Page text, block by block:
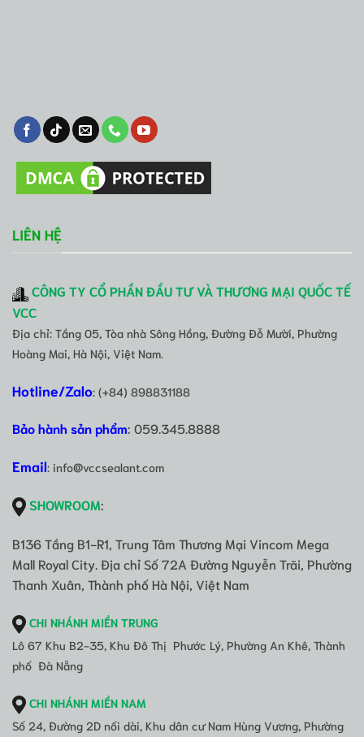
LIÊN HỆ
CÔNG TY CỔ PHẦN ĐẦU TƯ VÀ THƯƠNG MẠI QUỐC TẾ
VCC
Địa chỉ: Tầng 05, Tòa nhà Sông Hồng, Đường Đỗ Mười, Phường
Hoàng Mai, Hà Nội, Việt Nam.
Hotline/Zalo: (+84) 898831188
Bảo hành sản phẩm: 059.345.8888
Email: info@vccsealant.com
SHOWROOM:
B136 Tầng B1-R1, Trung Tâm Thương Mại Vincom Mega
Mall Royal City. Địa chỉ Số 72A Đường Nguyễn Trãi, Phường
Thanh Xuân, Thành phố Hà Nội, Việt Nam
CHI NHÁNH MIỀN TRUNG
Lô 67 Khu B2-35, Khu Đô Thị Phước Lý, Phường An Khê, Thành
phố Đà Nẵng
CHI NHÁNH MIỀN NAM
Số 24, Đường 2D nối dài, Khu dân cư Nam Hùng Vương, Phường